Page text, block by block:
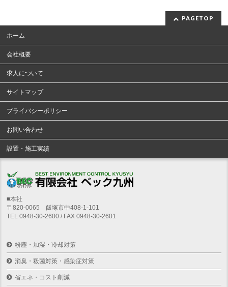
PAGETOP
ホーム
会社概要
求人について
サイトマップ
プライバシーポリシー
お問い合わせ
設置・施工実績
■本社
〒820-0065 飯塚市中408-1-101
TEL 0948-30-2600 / FAX 0948-30-2601
粉塵・加湿・冷却対策
消臭・殺菌対策・感染症対策
省エネ・コスト削減